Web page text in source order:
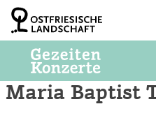
Zum
Inhalt
springen
Maria Baptist